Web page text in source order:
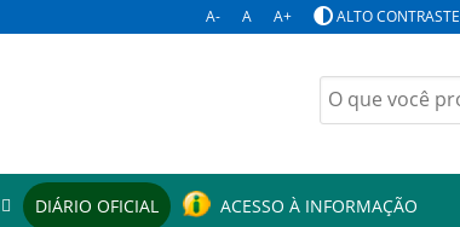
A- A A+ ALTO CONTRASTE
Buscar
por:
DIÁRIO OFICIAL ACESSO À INFORMAÇÃO